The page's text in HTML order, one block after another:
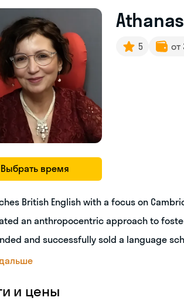
Выбрать время
5 от
British English with a focus on
an anthropocentric approach to
and successfully sold a language
и цены